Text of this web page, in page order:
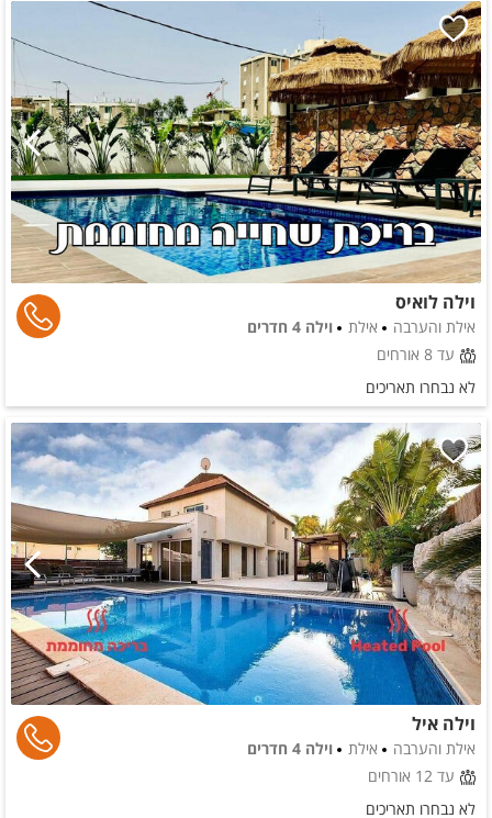
וילה לואיס
אילת והערבה אילת
וילה 4 חדרים
עד 8 אורחים
לא נבחרו תאריכים
וילה איל
אילת והערבה אילת
וילה 4 חדרים
עד 12 אורחים
לא נבחרו תאריכים